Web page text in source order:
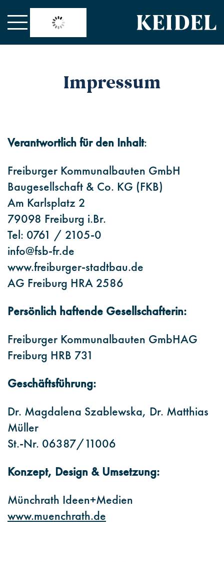
27
Impressum
Verantwortlich für den Inhalt:
Freiburger Kommunalbauten GmbH
Baugesellschaft & Co. KG (FKB)
Am Karlsplatz 2
79098 Freiburg i.Br.
Tel: 0761 / 2105-0
info@fsb-fr.de
www.freiburger-stadtbau.de
AG Freiburg HRA 2586
Persönlich haftende Gesellschafterin:
Freiburger Kommunalbauten GmbHAG
Freiburg HRB 731
Geschäftsführung:
Dr. Magdalena Szablewska, Dr. Matthias
Müller
St.-Nr. 06387/11006
Konzept, Design & Umsetzung:
Münchrath Ideen+Medien
www.muenchrath.de